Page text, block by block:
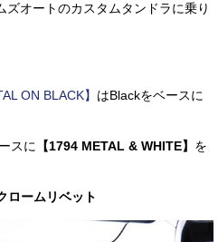
ズオートのカスタムタンドラに乗り
ON BLACK】 はBlackをベースに
スに 【1794 METAL & WHITE】 を
ロームリベット